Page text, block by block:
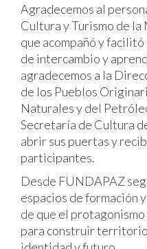
Agradecemos al
Cultura y Turismo de
que acompañó y
de intercambio y
agradecemos a la
de los Pueblos
Naturales y del
Secretaría de Cultura
abrir sus puertas y
participantes.
Desde FUNDAPAZ
espacios de formación
de que el
para construir